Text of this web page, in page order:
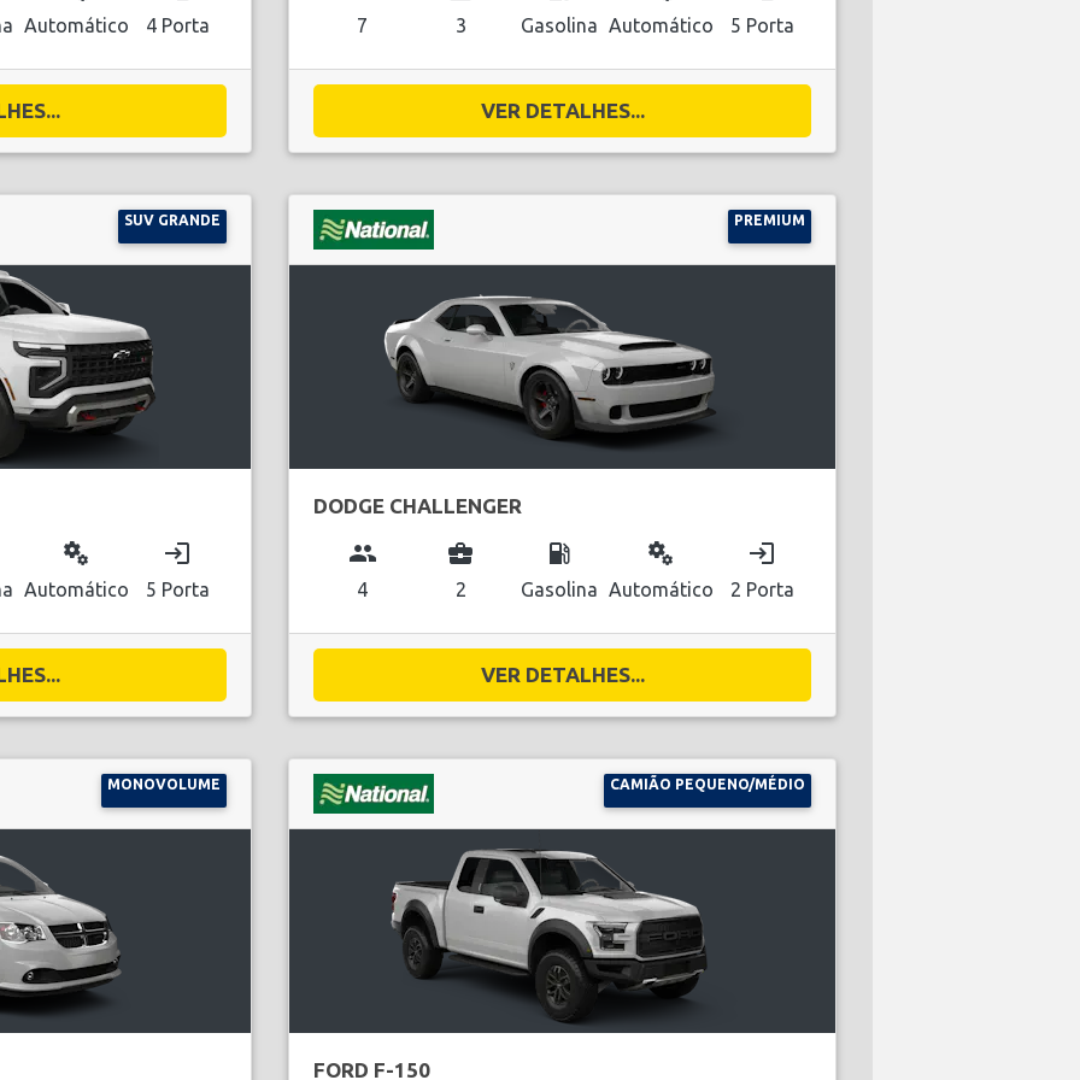
Automático 4 Porta 7 3 Gasolina Automático 5 Porta
VER DETALHES...
SUV GRANDE
miscellaneous_services
Automático
login
5 Porta
PREMIUM
DODGE CHALLENGER
group
4
business_center
2
local_gas_station
Gasolina
miscellaneous_services
Automático
login
2 Porta
VER DETALHES...
MONOVOLUME CAMIÃO PEQUENO/MÉDIO
FORD F-150